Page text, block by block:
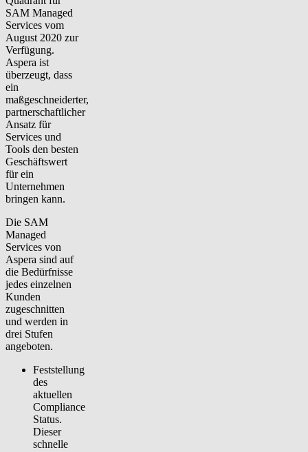
SAM Managed
Services vom
August 2020 zur
Verfügung.
Aspera ist
überzeugt, dass
ein
maßgeschneiderter,
partnerschaftlicher
Ansatz für
Services und
Tools den besten
Geschäftswert
für ein
Unternehmen
bringen kann.
Die SAM
Managed
Services von
Aspera sind auf
die Bedürfnisse
jedes einzelnen
Kunden
zugeschnitten
und werden in
drei Stufen
angeboten.
Feststellung
des
aktuellen
Compliance
Status.
Dieser
schnelle